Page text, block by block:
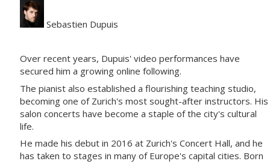
Sebastien Dupuis
Over recent years, Dupuis' video performances have
secured him a growing online following.
The pianist also established a flourishing teaching studio,
becoming one of Zurich's most sought-after instructors. His
salon concerts have become a staple of the city's cultural
life.
He made his debut in 2016 at Zurich's Concert Hall, and he
has taken to stages in many of Europe's capital cities. Born